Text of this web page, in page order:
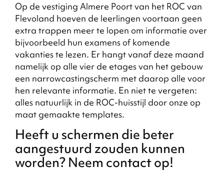
Op de vestiging Almere Poort van het ROC van
Flevoland hoeven de leerlingen voortaan geen
extra trappen meer te lopen om informatie over
bijvoorbeeld hun examens of komende
vakanties te lezen. Er hangt vanaf deze maand
namelijk op alle vier de etages van het gebouw
een narrowcastingscherm met daarop alle voor
hen relevante informatie. En niet te vergeten:
alles natuurlijk in de ROC-huisstijl door onze op
maat gemaakte templates.
Heeft u schermen die beter
aangestuurd zouden kunnen
worden? Neem contact op!